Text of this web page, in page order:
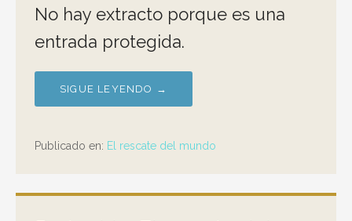
No hay extracto porque es una
entrada protegida.
SIGUE LEYENDO →
Publicado en: El rescate del mundo